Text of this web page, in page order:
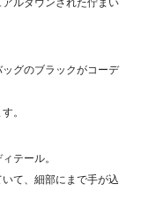
ルダウンされた佇まい
グのブラックがコーデ
。
テール。
て、細部にまで手が込